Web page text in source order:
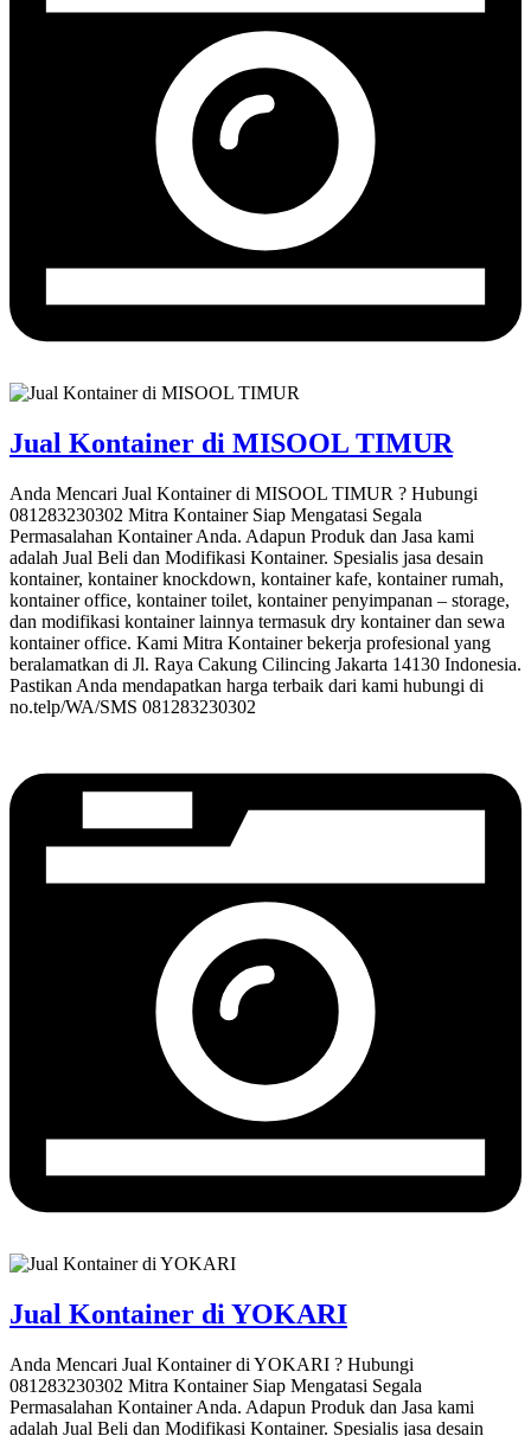
Jual Kontainer di MISOOL TIMUR
Anda Mencari Jual Kontainer di MISOOL TIMUR ? Hubungi
081283230302 Mitra Kontainer Siap Mengatasi Segala
Permasalahan Kontainer Anda. Adapun Produk dan Jasa kami
adalah Jual Beli dan Modifikasi Kontainer. Spesialis jasa desain
kontainer, kontainer knockdown, kontainer kafe, kontainer rumah,
kontainer office, kontainer toilet, kontainer penyimpanan – storage,
dan modifikasi kontainer lainnya termasuk dry kontainer dan sewa
kontainer office. Kami Mitra Kontainer bekerja profesional yang
beralamatkan di Jl. Raya Cakung Cilincing Jakarta 14130 Indonesia.
Pastikan Anda mendapatkan harga terbaik dari kami hubungi di
no.telp/WA/SMS 081283230302
Jual Kontainer di YOKARI
Anda Mencari Jual Kontainer di YOKARI ? Hubungi
081283230302 Mitra Kontainer Siap Mengatasi Segala
Permasalahan Kontainer Anda. Adapun Produk dan Jasa kami
adalah Jual Beli dan Modifikasi Kontainer. Spesialis jasa desain